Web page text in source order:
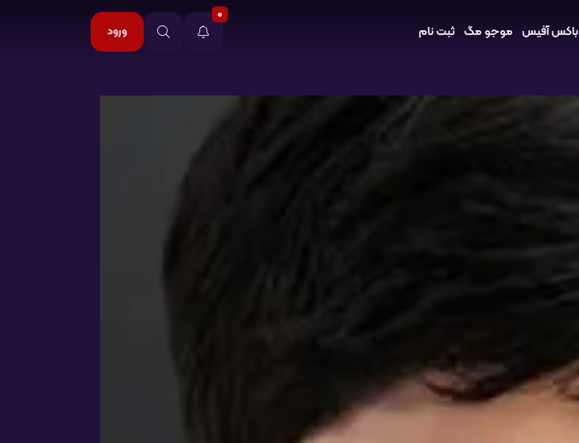
باکس آفیس موجو مگ ثبت نام
0
ورود